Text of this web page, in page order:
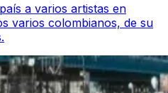
a varios artistas en
varios colombianos, de su